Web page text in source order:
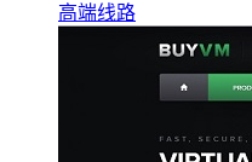
高端线路